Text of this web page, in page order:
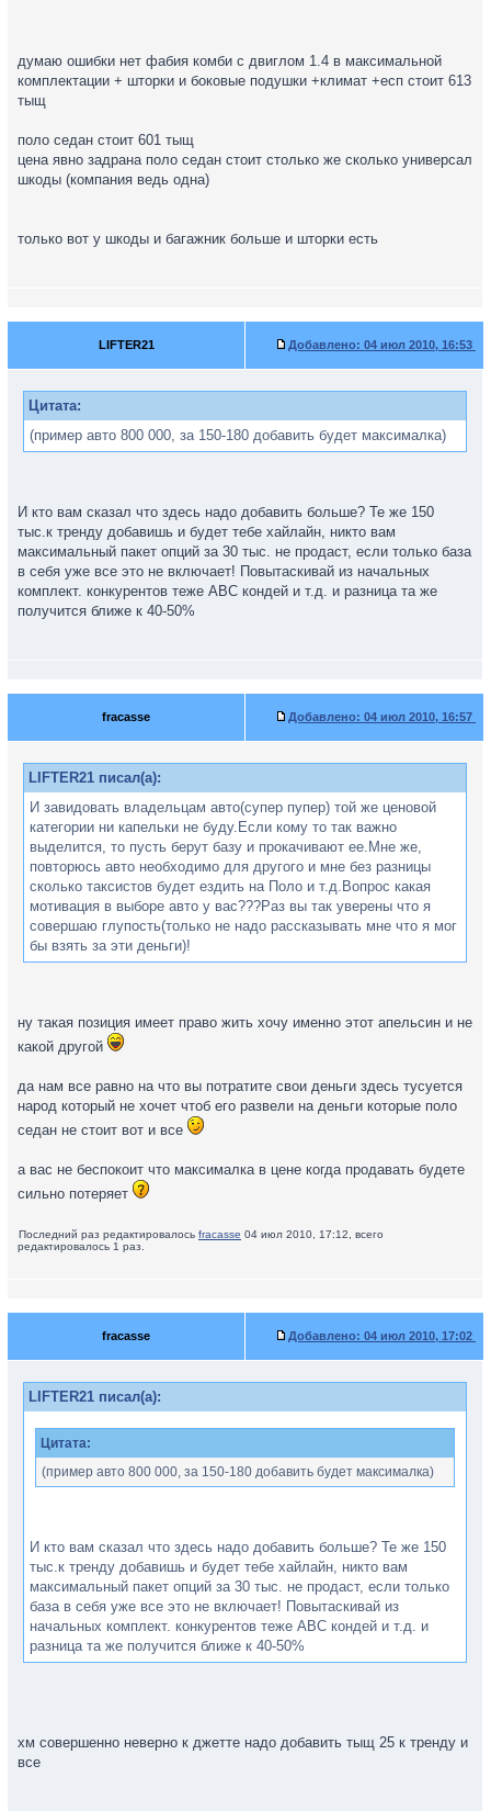
думаю ошибки нет фабия комби с двиглом 1.4 в максимальной
комплектации + шторки и боковые подушки +климат +есп стоит 613
тыщ
поло седан стоит 601 тыщ
цена явно задрана поло седан стоит столько же сколько универсал
шкоды (компания ведь одна)
только вот у шкоды и багажник больше и шторки есть
LIFTER21 Добавлено: 04 июл 2010, 16:53
Цитата:
(пример авто 800 000, за 150-180 добавить будет максималка)
И кто вам сказал что здесь надо добавить больше? Те же 150
тыс.к тренду добавишь и будет тебе хайлайн, никто вам
максимальный пакет опций за 30 тыс. не продаст, если только база
в себя уже все это не включает! Повытаскивай из начальных
комплект. конкурентов теже ABC кондей и т.д. и разница та же
получится ближе к 40-50%
fracasse Добавлено: 04 июл 2010, 16:57
LIFTER21 писал(а):
И завидовать владельцам авто(супер пупер) той же ценовой
категории ни капельки не буду.Если кому то так важно
выделится, то пусть берут базу и прокачивают ее.Мне же,
повторюсь авто необходимо для другого и мне без разницы
сколько таксистов будет ездить на Поло и т.д.Вопрос какая
мотивация в выборе авто у вас???Раз вы так уверены что я
совершаю глупость(только не надо рассказывать мне что я мог
бы взять за эти деньги)!
ну такая позиция имеет право жить хочу именно этот апельсин и не
какой другой
да нам все равно на что вы потратите свои деньги здесь тусуется
народ который не хочет чтоб его развели на деньги которые поло
седан не стоит вот и все
а вас не беспокоит что максималка в цене когда продавать будете
сильно потеряет
Последний раз редактировалось fracasse 04 июл 2010, 17:12, всего
редактировалось 1 раз.
fracasse Добавлено: 04 июл 2010, 17:02
LIFTER21 писал(а):
Цитата:
(пример авто 800 000, за 150-180 добавить будет максималка)
И кто вам сказал что здесь надо добавить больше? Те же 150
тыс.к тренду добавишь и будет тебе хайлайн, никто вам
максимальный пакет опций за 30 тыс. не продаст, если только
база в себя уже все это не включает! Повытаскивай из
начальных комплект. конкурентов теже ABC кондей и т.д. и
разница та же получится ближе к 40-50%
хм совершенно неверно к джетте надо добавить тыщ 25 к тренду и
все